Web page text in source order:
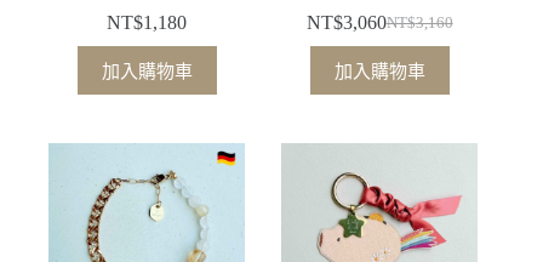
NT$1,180
加入購物車
NT$3,160
始
價
NT$3,060
前
價
加入購物車